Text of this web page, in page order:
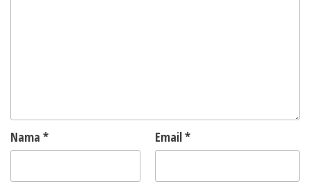
Nama * Email*